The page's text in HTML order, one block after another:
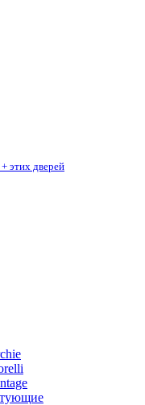
этих дверей